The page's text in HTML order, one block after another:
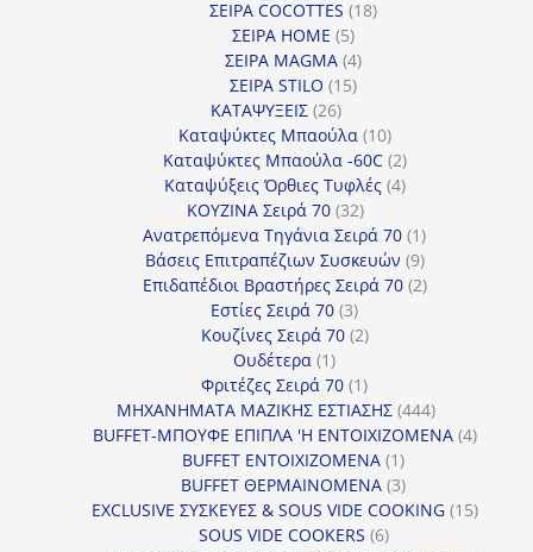
προϊόντα
ΣΕΙΡΑ COCOTTES 1818
ΣΕΙΡΑ HOME 55
προϊόντα
ΣΕΙΡΑ MAGMA 44
προϊόντα
ΣΕΙΡΑ STILO 1515
ΚΑΤΑΨΥΞΕΙΣ 2626
προϊόντα
Καταψύκτες Μπαούλα 1010
προϊόντα
Καταψύκτες Μπαούλα -60C 22
προϊόντα
Καταψύξεις Όρθιες Τυφλές 44
ΚΟΥΖΙΝΑ Σειρά 70 3232
προϊόντα
Ανατρεπόμενα Τηγάνια Σειρά 70 11
προϊόν
Βάσεις Επιτραπέζιων Συσκευών 99
προϊόντα
Επιδαπέδιοι Βραστήρες Σειρά 70 22
Εστίες Σειρά 70 33
προϊόντα
Κουζίνες Σειρά 70 22
Ουδέτερα 11
προϊόν
Φριτέζες Σειρά 70 11
προϊόν
ΜΗΧΑΝΗΜΑΤΑ ΜΑΖΙΚΗΣ ΕΣΤΙΑΣΗΣ 444444
προϊόντα
BUFFET-ΜΠΟΥΦΕ ΕΠΙΠΛΑ 'Η ΕΝΤΟΙΧΙΖΟΜΕΝΑ 44
BUFFET ΕΝΤΟΙΧΙΖΟΜΕΝΑ 11
προϊόν
BUFFET ΘΕΡΜΑΙΝΟΜΕΝΑ 33
προϊόντα
EXCLUSIVE ΣΥΣΚΕΥΕΣ & SOUS VIDE COOKING 1515
SOUS VIDE COOKERS 66